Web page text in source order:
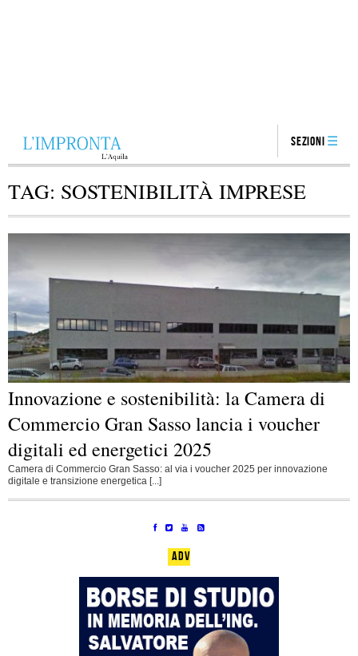
Sezioni
TAG: SOSTENIBILITÀ IMPRESE
Innovazione e sostenibilità: la Camera di
Commercio Gran Sasso lancia i voucher
digitali ed energetici 2025
Camera di Commercio Gran Sasso: al via i voucher 2025 per innovazione
digitale e transizione energetica [...]
ADV